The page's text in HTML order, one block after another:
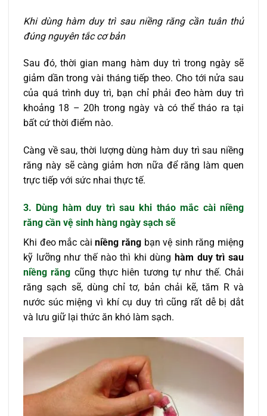
Khi dùng hàm duy trì sau niềng răng cần tuân thủ
đúng nguyên tắc cơ bản
Sau đó, thời gian mang hàm duy trì trong ngày sẽ
giảm dần trong vài tháng tiếp theo. Cho tới nửa sau
của quá trình duy trì, bạn chỉ phải đeo hàm duy trì
khoảng 18 – 20h trong ngày và có thể tháo ra tại
bất cứ thời điểm nào.
Càng về sau, thời lượng dùng hàm duy trì sau niềng
răng này sẽ càng giảm hơn nữa để răng làm quen
trực tiếp với sức nhai thực tế.
3. Dùng hàm duy trì sau khi tháo mắc cài niềng
răng cần vệ sinh hàng ngày sạch sẽ
Khi đeo mắc càiniềng răng bạn vệ sinh răng miệng
kỹ lưỡng như thế nào thì khi dùng hàm duy trì sau
niềng răng cũng thực hiên tương tự như thế. Chải
răng sạch sẽ, dùng chỉ tơ, bản chải kẽ, tăm R và
nước súc miệng vì khí cụ duy trì cũng rất dễ bị dắt
và lưu giữ lại thức ăn khó làm sạch.